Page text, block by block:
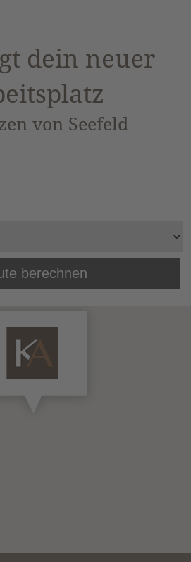
dein neuer
von Seefeld